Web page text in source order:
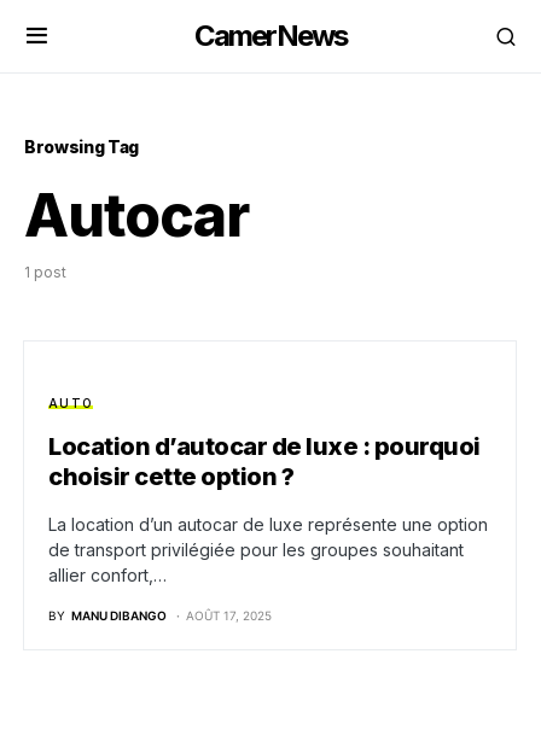
CamerNews
Browsing Tag
Autocar
1 post
AUTO
Location d’autocar de luxe : pourquoi
choisir cette option ?
La location d’un autocar de luxe représente une option
de transport privilégiée pour les groupes souhaitant
allier confort,…
BY MANU DIBANGO AOÛT 17, 2025